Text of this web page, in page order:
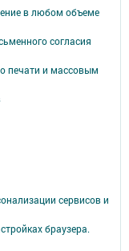
в любом объеме
согласия
печати и массовым
сервисов и
браузера.